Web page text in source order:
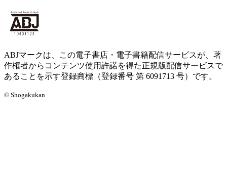
ABJマークは、この電子書店・電子書籍配信サービスが、著
作権者からコンテンツ使用許諾を得た正規版配信サービスで
あることを示す登録商標（登録番号 第 6091713 号）です。
© Shogakukan